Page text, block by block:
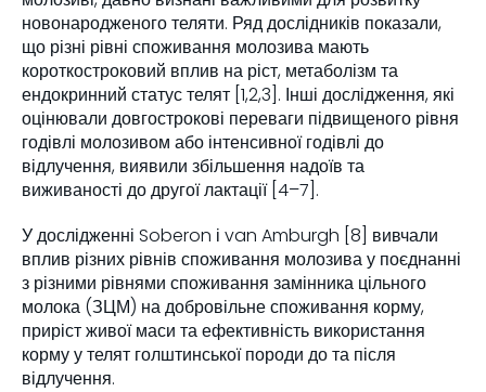
новонародженого теляти. Ряд дослідників показали,
що різні рівні споживання молозива мають
короткостроковий вплив на ріст, метаболізм та
ендокринний статус телят [1,2,3]. Інші дослідження, які
оцінювали довгострокові переваги підвищеного рівня
годівлі молозивом або інтенсивної годівлі до
відлучення, виявили збільшення надоїв та
виживаності до другої лактації [4–7].
У дослідженні Soberon і van Amburgh [8] вивчали
вплив різних рівнів споживання молозива у поєднанні
з різними рівнями споживання замінника цільного
молока (ЗЦМ) на добровільне споживання корму,
приріст живої маси та ефективність використання
корму у телят голштинської породи до та після
відлучення.